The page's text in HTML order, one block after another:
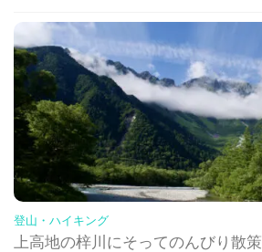
登山・ハイキング
上高地の梓川にそってのんびり散策